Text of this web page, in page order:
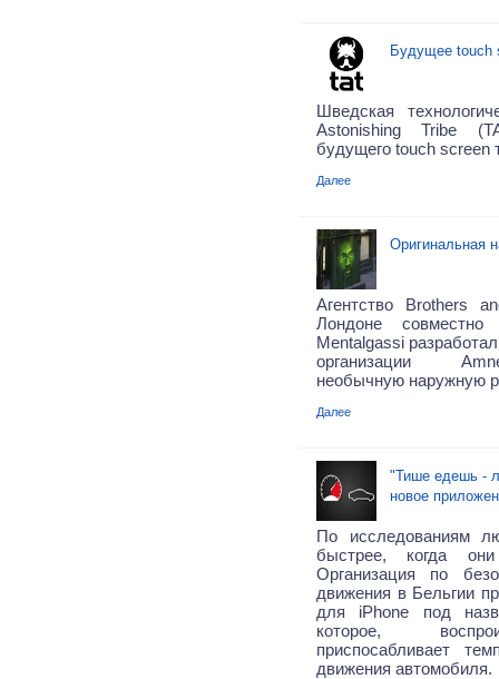
Будущее touch
Шведская
Astonishing Tribe
будущего touch screen
Далее
Оригинальная
Агентство Brothers
Лондоне совместно
Mentalgassi
организации
необычную наружную
Далее
"Тише едешь -
новое
По исследованиям
быстрее, когда
Организация по
движения в Бельгии
для iPhone под
которое,
приспосабливает
движения автомобиля.